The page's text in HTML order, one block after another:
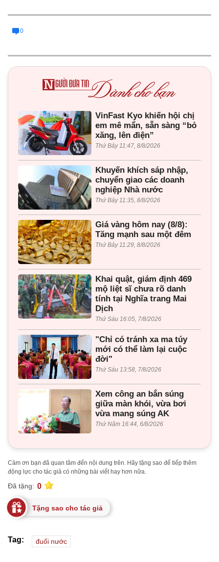
0
VinFast Kyo khiến hội chị
em mê mẩn, sẵn sàng “bỏ
xăng, lên điện”
Thứ Bảy 11:47, 8/8/2026
Khuyến khích sáp nhập,
chuyển giao các doanh
nghiệp Nhà nước
Thứ Bảy 11:35, 8/8/2026
Giá vàng hôm nay (8/8):
Tăng mạnh sau một đêm
Thứ Bảy 11:29, 8/8/2026
Khai quật, giám định 469
mộ liệt sĩ chưa rõ danh
tính tại Nghĩa trang Mai
Dịch
Thứ Sáu 16:05, 7/8/2026
"Chỉ có tránh xa ma túy
mới có thể làm lại cuộc
đời"
Thứ Sáu 13:58, 7/8/2026
Xem công an bắn súng
giữa màn khói, vừa bơi
vừa mang súng AK
Thứ Năm 16:44, 6/8/2026
Cảm ơn bạn đã quan tâm đến nội dung trên. Hãy tặng sao để tiếp thêm
động lực cho tác giả có những bài viết hay hơn nữa.
Đã tặng: 0
Tặng sao cho tác giả
Tag: đuối nước